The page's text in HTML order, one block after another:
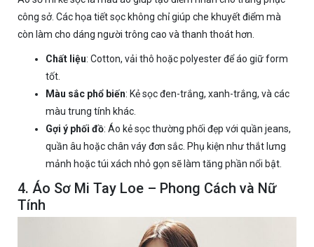
công sở. Các họa tiết sọc không chỉ giúp che khuyết điểm mà
còn làm cho dáng người trông cao và thanh thoát hơn.
Chất liệu: Cotton, vải thô hoặc polyester để áo giữ form
tốt.
Màu sắc phổ biến: Kẻ sọc đen-trắng, xanh-trắng, và các
màu trung tính khác.
Gợi ý phối đồ: Áo kẻ sọc thường phối đẹp với quần jeans,
quần âu hoặc chân váy đơn sắc. Phụ kiện như thắt lưng
mảnh hoặc túi xách nhỏ gọn sẽ làm tăng phần nổi bật.
4. Áo Sơ Mi Tay Loe – Phong Cách và Nữ
Tính